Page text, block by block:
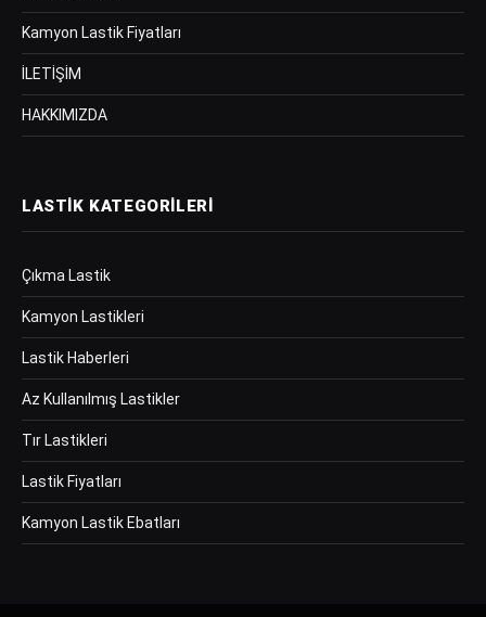
Kamyon Lastik Fiyatları
İLETİŞİM
HAKKIMIZDA
LASTIK KATEGORILERI
Çıkma Lastik
Kamyon Lastikleri
Lastik Haberleri
Az Kullanılmış Lastikler
Tır Lastikleri
Lastik Fiyatları
Kamyon Lastik Ebatları